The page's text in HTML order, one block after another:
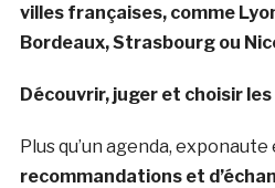
villes françaises, comme
Bordeaux, Strasbourg ou
Découvrir, juger et choisir
Plus qu’un agenda, exponaute
recommandations et